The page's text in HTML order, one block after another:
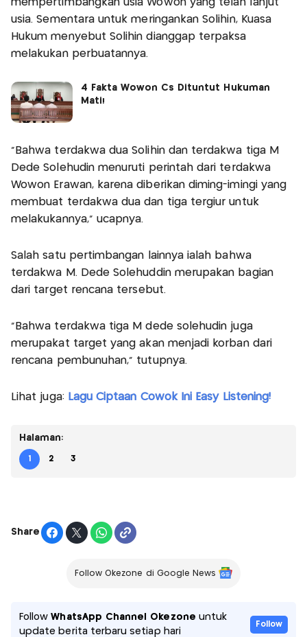
mempertimbangkan usia Wowon yang telah lanjut
usia. Sementara untuk meringankan Solihin, Kuasa
Hukum menyebut Solihin dianggap terpaksa
melakukan perbuatannya.
4 Fakta Wowon Cs Dituntut Hukuman
Mati!
“Bahwa terdakwa dua Solihin dan terdakwa tiga M
Dede Solehudin menuruti perintah dari terdakwa
Wowon Erawan, karena diberikan diming-imingi yang
membuat terdakwa dua dan tiga tergiur untuk
melakukannya,” ucapnya.
Salah satu pertimbangan lainnya ialah bahwa
terdakwa M. Dede Solehuddin merupakan bagian
dari target rencana tersebut.
“Bahwa terdakwa tiga M dede solehudin juga
merupakat target yang akan menjadi korban dari
rencana pembunuhan,” tutupnya.
Lihat juga: Lagu Ciptaan Cowok Ini Easy Listening!
Halaman:
1 2 3
Share
Follow Okezone di Google News
FollowWhatsApp Channel Okezone untuk
update berita terbaru setiap hari
Follow